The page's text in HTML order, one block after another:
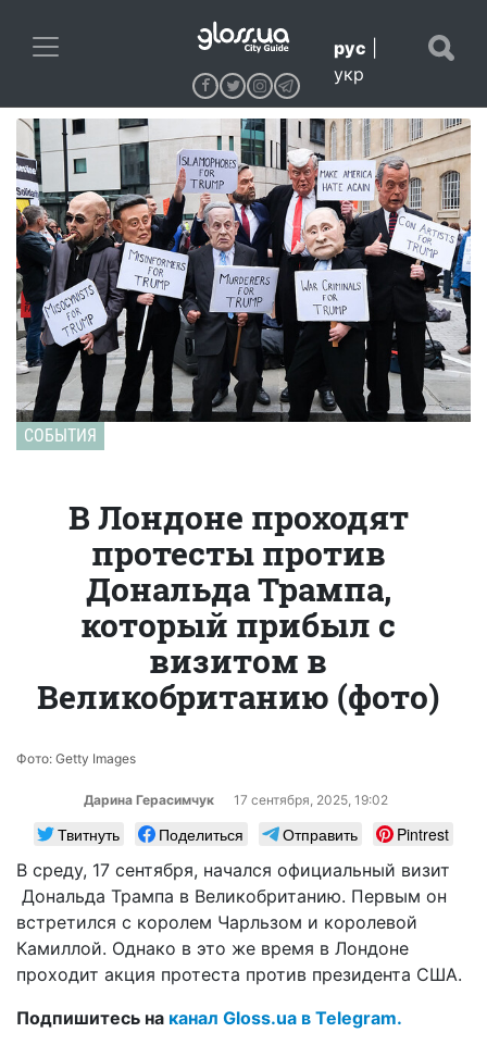
рус
укр
СОБЫТИЯ
В Лондоне проходят
протесты против
Дональда Трампа,
который прибыл с
визитом в
Великобританию (фото)
Фото: Getty Images
Дарина Герасимчук 17 сентября, 2025, 19:02
Твитнуть Поделиться Отправить
Pintrest
В среду, 17 сентября, начался официальный визит
Дональда Трампа в Великобританию. Первым он
встретился с королем Чарльзом и королевой
Камиллой. Однако в это же время в Лондоне
проходит акция протеста против президента США.
Подпишитесь на канал Gloss.ua в Telegram.